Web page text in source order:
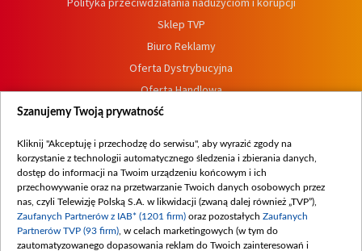
Sklep TVP
Biuro Reklamy
Oferta Dystrybucyjna
Oferta Handlowa
Dostępność
Procedura zgłoszeń wewnętrznych
Szanujemy Twoją prywatność
Kliknij "Akceptuję i przechodzę do serwisu", aby wyrazić zgody na
korzystanie z technologii automatycznego śledzenia i zbierania danych,
dostęp do informacji na Twoim urządzeniu końcowym i ich
przechowywanie oraz na przetwarzanie Twoich danych osobowych przez
nas, czyli Telewizję Polską S.A. w likwidacji (zwaną dalej również „TVP”),
Zaufanych Partnerów z IAB* (1201 firm) oraz pozostałych Zaufanych
Partnerów TVP (93 firm) , w celach marketingowych (w tym do
zautomatyzowanego dopasowania reklam do Twoich zainteresowań i